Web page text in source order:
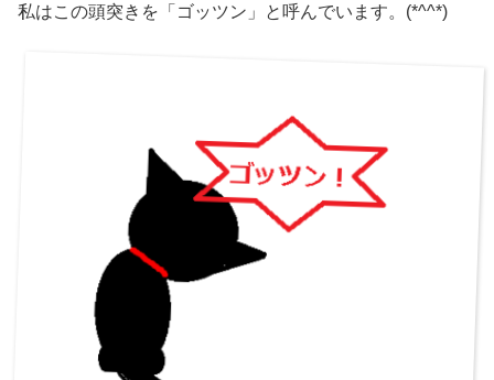
私はこの頭突きを「ゴッツン」と呼んでいます。(*^^*)